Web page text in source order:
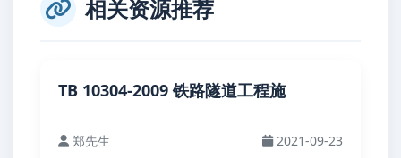
相关资源推荐
TB 10304-2009 铁路隧道工程施
郑先生 2021-09-23